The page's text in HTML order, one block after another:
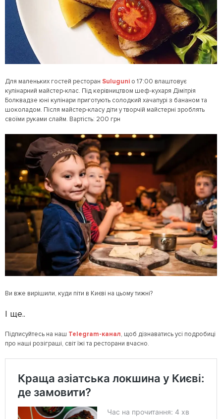
Для маленьких гостей ресторан Suluguni о 17:00 влаштовує
кулінарний майстер-клас. Під керівництвом шеф-кухаря Дімітрія
Болквадзе юні кулінари приготують солодкий хачапурі з бананом та
шоколадом. Після майстер-класу діти у творчій майстерні зроблять
своїми руками слайм. Вартість: 200 грн
Ви вже вирішили, куди піти в Києві на цьому тижні?
І ще..
Підписуйтесь на наш Telegram-канал, щоб дізнаватись усі подробиці
про наші розіграші, світ їжі та ресторани вчасно.